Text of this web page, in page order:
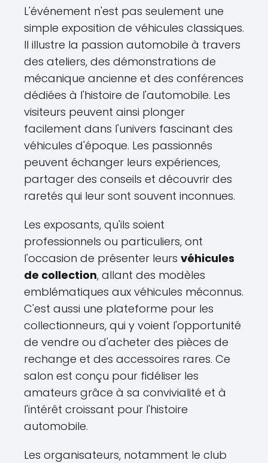
L'événement n'est pas seulement une
simple exposition de véhicules classiques.
Il illustre la passion automobile à travers
des ateliers, des démonstrations de
mécanique ancienne et des conférences
dédiées à l'histoire de l'automobile. Les
visiteurs peuvent ainsi plonger
facilement dans l'univers fascinant des
véhicules d'époque. Les passionnés
peuvent échanger leurs expériences,
partager des conseils et découvrir des
raretés qui leur sont souvent inconnues.
Les exposants, qu'ils soient
professionnels ou particuliers, ont
l'occasion de présenter leurs véhicules
de collection, allant des modèles
emblématiques aux véhicules méconnus.
C'est aussi une plateforme pour les
collectionneurs, qui y voient l'opportunité
de vendre ou d'acheter des pièces de
rechange et des accessoires rares. Ce
salon est conçu pour fidéliser les
amateurs grâce à sa convivialité et à
l'intérêt croissant pour l'histoire
automobile.
Les organisateurs, notamment le club